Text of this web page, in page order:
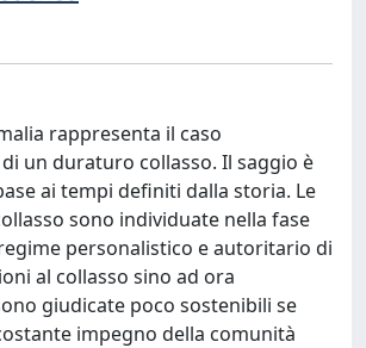
rappresenta il caso
un duraturo collasso. Il saggio è
ai tempi definiti dalla storia. Le
sono individuate nella fase
personalistico e autoritario di
al collasso sino ad ora
giudicate poco sostenibili se
impegno della comunità